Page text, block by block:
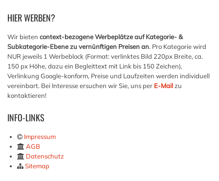
HIERWERBEN?
Wir bieten context-bezogene Werbeplätze auf Kategorie- &
Subkategorie-Ebene zu vernünftigen Preisen an. Pro Kategorie wird
NUR jeweils 1 Werbeblock (Format: verlinktes Bild 220px Breite, ca.
150 px Höhe, dazu ein Begleittext mit Link bis 150 Zeichen),
Verlinkung Google-konform, Preise und Laufzeiten werden individuell
vereinbart. Bei Interesse ersuchen wir Sie, uns per E-Mailzu
kontaktieren!
INFO-LINKS
Impressum
AGB
Datenschutz
Sitemap